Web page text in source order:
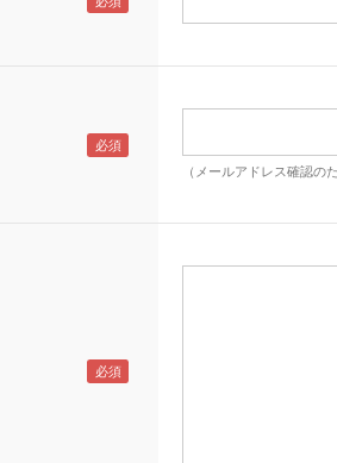
（メールアドレス確認の